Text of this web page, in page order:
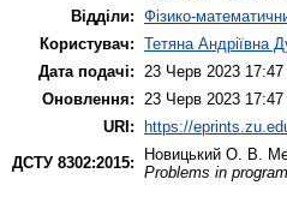
Відділи: Фізико-
Користувач: Тетяна Андріївна
Дата подачі: 23 Черв 2023 17:47
Оновлення: 23 Черв 2023 17:47
URI:
https://
ДСТУ 8302:2015:
Новицький О. В.
Problems in